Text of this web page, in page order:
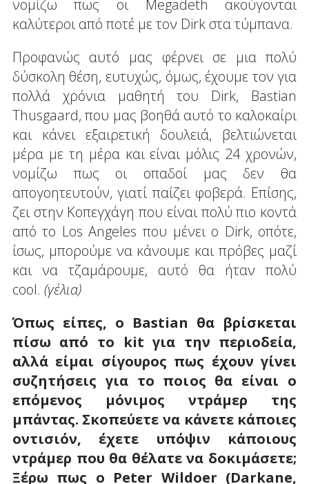
νομίζω πως οι Megadeth ακούγονται
καλύτεροι από ποτέ με τον Dirk στα τύμπανα.
Προφανώς αυτό μας φέρνει σε μια πολύ
δύσκολη θέση, ευτυχώς, όμως, έχουμε τον για
πολλά χρόνια μαθητή του Dirk, Bastian
Thusgaard, που μας βοηθά αυτό το καλοκαίρι
και κάνει εξαιρετική δουλειά, βελτιώνεται
μέρα με τη μέρα και είναι μόλις 24 χρονών,
νομίζω πως οι οπαδοί μας δεν θα
απογοητευτούν, γιατί παίζει φοβερά. Επίσης,
ζει στην Κοπεγχάγη που είναι πολύ πιο κοντά
από το Los Angeles που μένει ο Dirk, οπότε,
ίσως, μπορούμε να κάνουμε και πρόβες μαζί
και να τζαμάρουμε, αυτό θα ήταν πολύ
cool. (γέλια)
Όπως είπες, ο Bastian θα βρίσκεται
πίσω από το kit για την περιοδεία,
αλλά είμαι σίγουρος πως έχουν γίνει
συζητήσεις για το ποιος θα είναι ο
επόμενος μόνιμος ντράμερ της
μπάντας. Σκοπεύετε να κάνετε κάποιες
οντισιόν, έχετε υπόψιν κάποιους
ντράμερ που θα θέλατε να δοκιμάσετε;
Ξέρω πως ο Peter Wildoer (Darkane,